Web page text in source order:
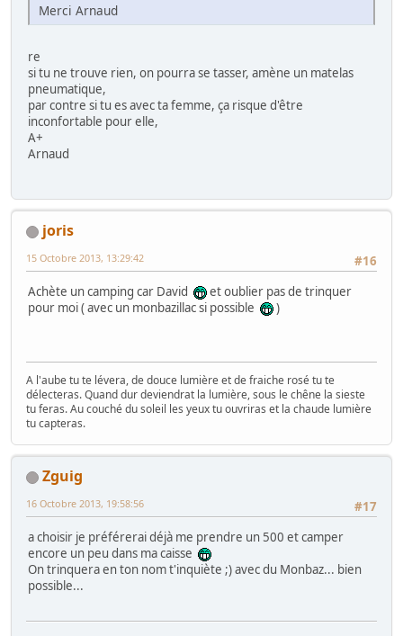
Merci Arnaud
re
si tu ne trouve rien, on pourra se tasser, amène un matelas
pneumatique,
par contre si tu es avec ta femme, ça risque d'être
inconfortable pour elle,
A+
Arnaud
joris
#16
15 Octobre 2013, 13:29:42
Achète un camping car David
et oublier pas de trinquer
pour moi ( avec un monbazillac si possible
)
A l'aube tu te lévera, de douce lumière et de fraiche rosé tu te
délecteras. Quand dur deviendrat la lumière, sous le chêne la sieste
tu feras. Au couché du soleil les yeux tu ouvriras et la chaude lumière
tu capteras.
Zguig
#17
16 Octobre 2013, 19:58:56
a choisir je préférerai déjà me prendre un 500 et camper
encore un peu dans ma caisse
On trinquera en ton nom t'inquiète ;) avec du Monbaz... bien
possible...